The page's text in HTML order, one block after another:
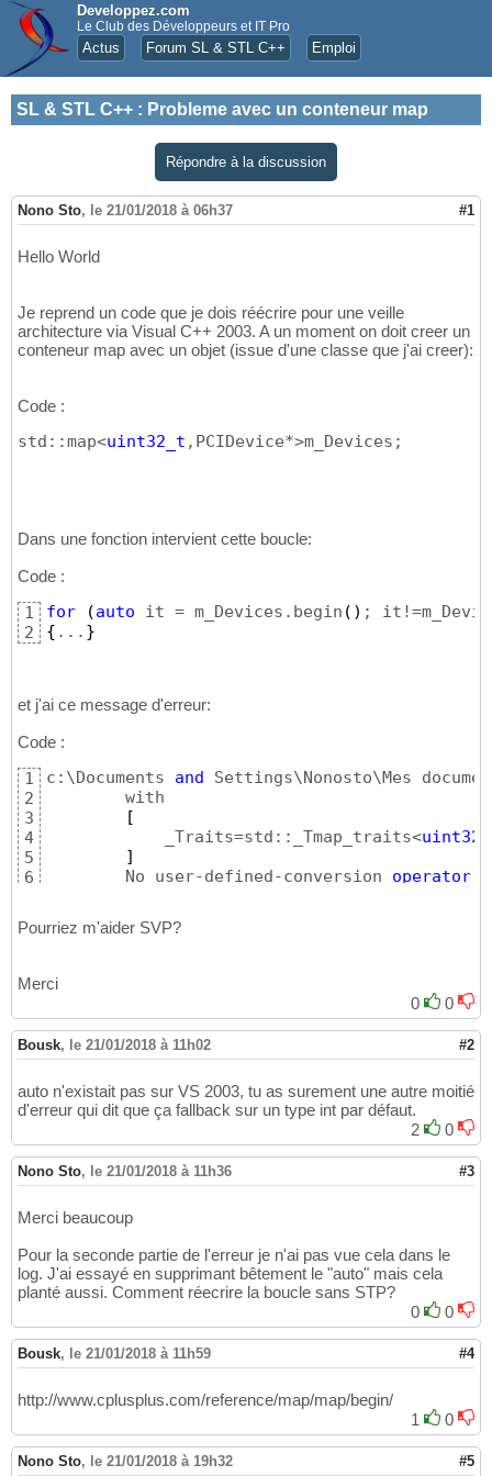
Developpez.com
Le Club des Développeurs et IT Pro
Actus Forum SL & STL C++ Emploi
SL & STL C++ : Probleme avec un conteneur map
Répondre à la discussion
Nono Sto, le 21/01/2018 à 06h37 #1
Hello World
Je reprend un code que je dois réécrire pour une veille
architecture via Visual C++ 2003. A un moment on doit creer un
conteneur map avec un objet (issue d'une classe que j'ai creer):
Code :
std::map<uint32_t ,PCIDevice*>m_Devices;
Dans une fonction intervient cette boucle:
Code :
1
2
for (auto it = m_Devices.begin ( ) ;
{ ... }
et j'ai ce message d'erreur:
Code :
1
2
3
4
5
6
c:\Documents and
Settings\Nonosto\Mes
        with
[
            _Traits=std::_Tmap_traits<
]
        No user-defined-conversion
operator
Pourriez m'aider SVP?
Merci
0
0
Bousk, le 21/01/2018 à 11h02 #2
auto n'existait pas sur VS 2003, tu as surement une autre moitié
d'erreur qui dit que ça fallback sur un type int par défaut.
2
0
Nono Sto, le 21/01/2018 à 11h36 #3
Merci beaucoup
Pour la seconde partie de l'erreur je n'ai pas vue cela dans le
log. J'ai essayé en supprimant bêtement le "auto" mais cela
planté aussi. Comment réecrire la boucle sans STP?
0
0
Bousk, le 21/01/2018 à 11h59 #4
http://www.cplusplus.com/reference/map/map/begin/
1
0
Nono Sto, le 21/01/2018 à 19h32 #5